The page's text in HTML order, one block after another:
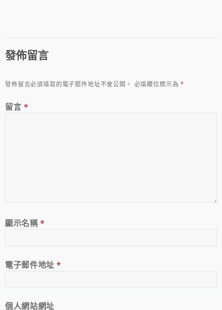
發佈留言
發佈留言必須填寫的電子郵件地址不會公開。 必填欄位標示為*
留言 *
顯示名稱*
電子郵件地址*
個人網站網址